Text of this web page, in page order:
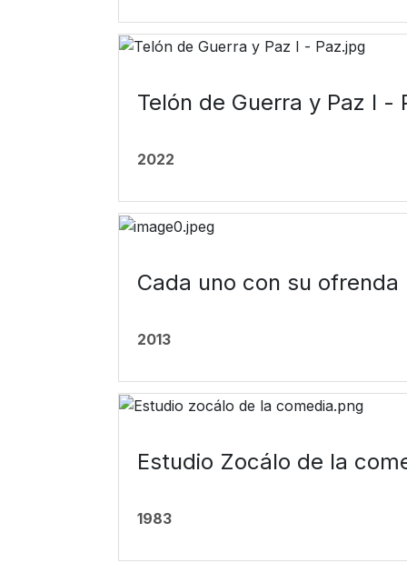
Telón de Guerra y Paz I -
2022
Cada uno con su ofrenda
2013
Estudio Zocálo de la
1983